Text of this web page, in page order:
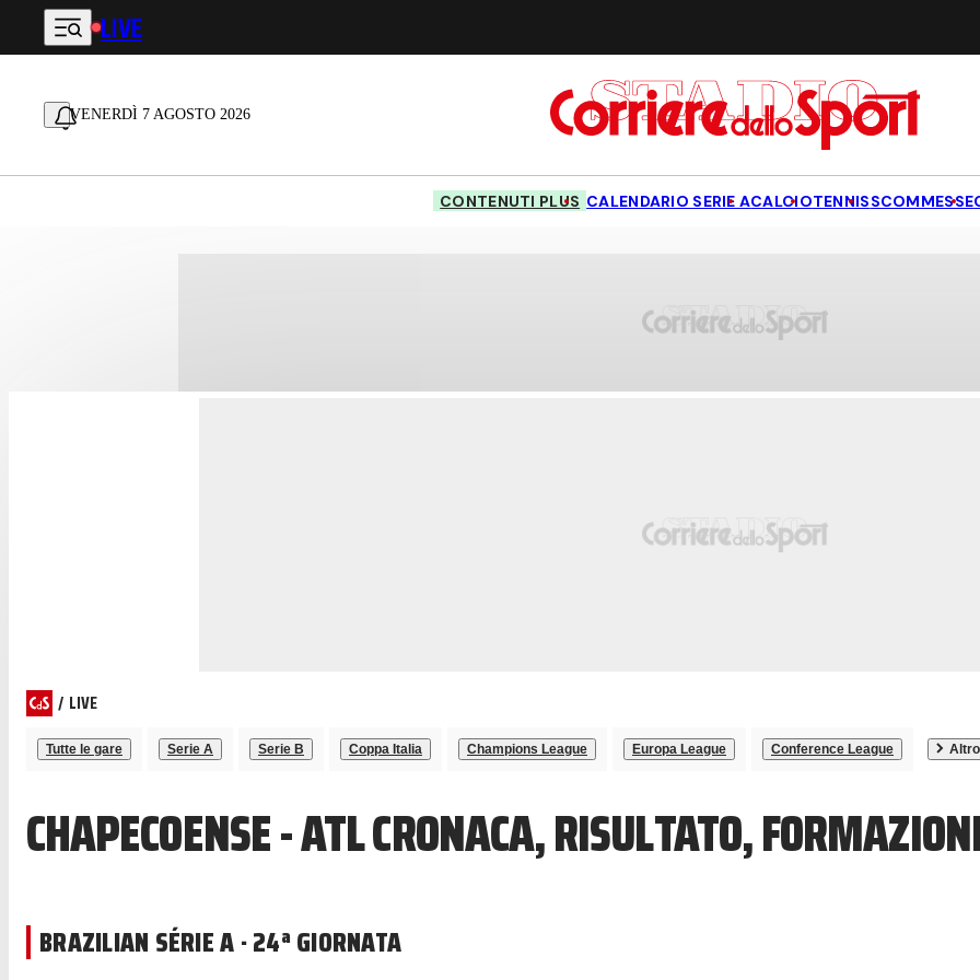
Vai al contenuto principale
LIVE
VENERDÌ 7 AGOSTO 2026
CONTENUTI PLUS CALENDARIO SERIE ACALCIOTENNISSCOMMESSE
/ LIVE
Tutte le gare Serie A Serie B Coppa Italia Champions League Europa League Conference League Altro
CHAPECOENSE - ATL CRONACA, RISULTATO,
BRAZILIAN SÉRIE A · 24ª GIORNATA